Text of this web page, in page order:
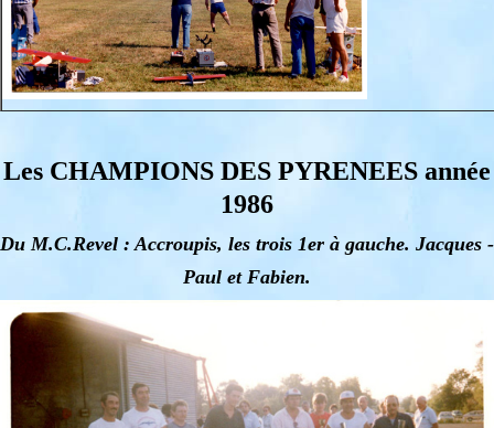
Les CHAMPIONS DES PYRENEES année
1986
Du M.C.Revel : Accroupis, les trois 1er à gauche. Jacques -
Paul et Fabien.